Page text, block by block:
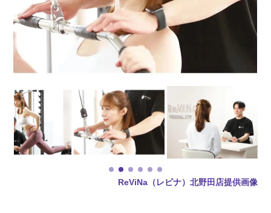
ReViNa（レビナ）北野田店提供画像